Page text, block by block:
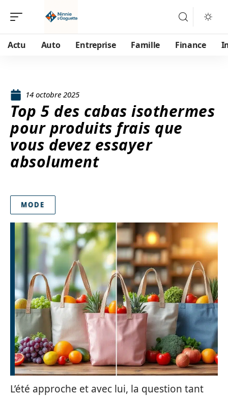
Actu Auto Entreprise Famille Finance
14 octobre 2025
Top 5 des cabas isothermes
pour produits frais que
vous devez essayer
absolument
MODE
L’été approche et avec lui, la question tant